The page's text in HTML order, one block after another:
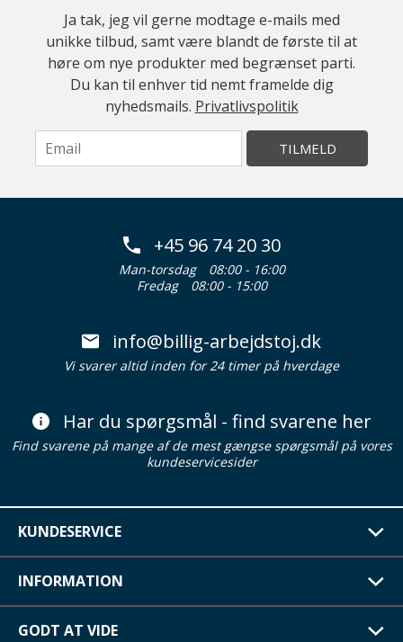
Ja tak, jeg vil gerne modtage e-mails med
unikke tilbud, samt være blandt de første til at
høre om nye produkter med begrænset parti.
Du kan til enhver tid nemt framelde dig
nyhedsmails. Privatlivspolitik
TILMELD
+45 96 74 20 30
Man-torsdag
08:00 - 16:00
Fredag
08:00 - 15:00
info@billig-arbejdstoj.dk
Vi svarer altid inden for 24 timer på hverdage
Har du spørgsmål - find svarene her
Find svarene på mange af de mest gængse spørgsmål på vores
kundeservicesider
KUNDESERVICE
INFORMATION
GODT AT VIDE